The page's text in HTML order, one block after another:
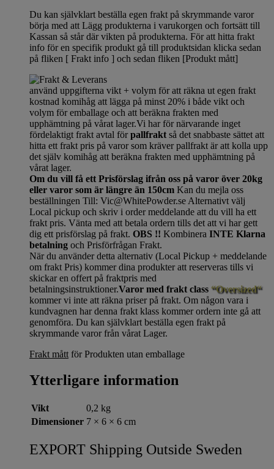
Du kan självklart beställa egen frakt på skrymmande varor
börja med att Lägg produkterna i varukorgen och fortsätt till
Kassan så står där vikten på produkterna. För att hitta frakt
info för en specifik produkt gå till produktsidan klicka sedan
på fliken [ Frakt info ] och sedan fliken [Produkt mått]
använd uppgifterna vikt + volym för att räkna ut egen frakt
kostnad komihåg att lägga på minst 20% i både vikt och
volym för emballage och att beräkna frakten med
upphämtning på vårat lager.Vi har för närvarande inget
fördelaktigt frakt avtal förpallfrakt så det snabbaste sättet att
hitta ett frakt pris på varor som kräver pallfrakt är att kolla upp
det själv komihåg att beräkna frakten med upphämtning på
vårat lager.
Om du vill få ett Prisförslag ifrån oss på varor över 20kg
eller varor som är längre än 150cm Kan du mejla oss
beställningen Till: Vic@WhitePowder.se Alternativt välj
Local pickup och skriv i order meddelande att du vill ha ett
frakt pris. Vänta med att betala ordern tills det att vi har gett
dig ett prisförslag på frakt. OBS !! Kombinera INTE Klarna
betalning och Prisförfrågan Frakt.
När du använder detta alternativ (Local Pickup + meddelande
om frakt Pris) kommer dina produkter att reserveras tills vi
skickar en offert på fraktpris med
betalningsinstruktioner.Varor med frakt class “Oversized“
kommer vi inte att räkna priser på frakt. Om någon vara i
kundvagnen har denna frakt klass kommer ordern inte gå att
genomföra. Du kan självklart beställa egen frakt på
skrymmande varor från vårat Lager.
Frakt mått för Produkten utan emballage
Ytterligare information
Vikt
0,2 kg
Dimensioner 7 × 6 × 6 cm
EXPORT Shipping Outside Sweden